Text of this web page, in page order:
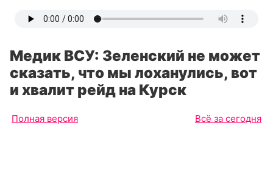
Медик ВСУ: Зеленский не может
сказать, что мы лоханулись, вот
и хвалит рейд на Курск
Полная версия Всё за сегодня